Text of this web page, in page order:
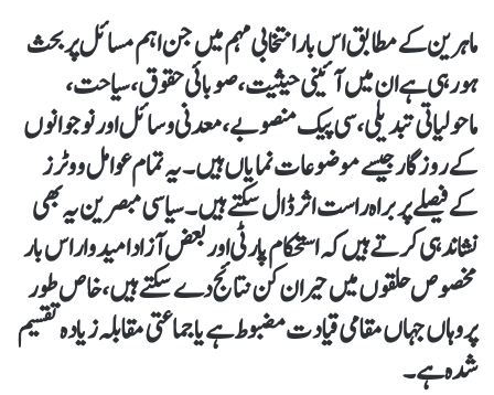
ماہرین کے مطابق اس بار انتخابی مہم میں جن اہم مسائل پر بحث
ہو رہی ہے ان میں آئینی حیثیت، صوبائی حقوق، سیاحت،
ماحولیاتی تبدیلی، سی پیک منصوبے، معدنی وسائل اور نوجوانوں
کے روزگار جیسے موضوعات نمایاں ہیں۔ یہ تمام عوامل ووٹرز
کے فیصلے پر براہ راست اثر ڈال سکتے ہیں۔ سیاسی مبصرین یہ بھی
نشاندہی کرتے ہیں کہ استحکام پارٹی اور بعض آزاد امیدوار اس بار
مخصوص حلقوں میں حیران کن نتائج دے سکتے ہیں، خاص طور
پر وہاں جہاں مقامی قیادت مضبوط ہے یا جماعتی مقابلہ زیادہ تقسیم
شدہ ہے۔